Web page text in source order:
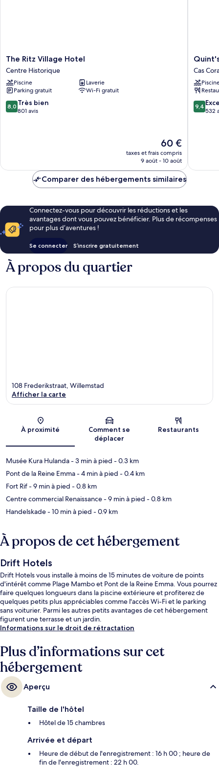
The
Ritz
Village
Hotel
Centre
Historique
The Ritz Village Hotel
Centre Historique
Piscine
Laverie
Parking gratuit
Wi-Fi gratuit
8.0
sur
8,0 Très bien
801 avis
Le
nouveau
prix
de
60 €
taxes et frais compris
9 août - 10 août
Quint's
Inn
Cas
Cora
Cas
9.4
sur
9,4
532
Comparer des hébergements similaires
Connectez-vous pour découvrir les réductions et les
avantages dont vous pouvez bénéficier. Plus de récompenses
pour plus d’aventures !
Se connecter S’inscrire gratuitement
À propos du quartier
Carte
108 Frederikstraat, Willemstad
Afficher la carte
À proximité
Comment se
déplacer
Restaurants
Musée Kura Hulanda- 3 min à pied - 0.3 km
Pont de la Reine Emma- 4 min à pied - 0.4 km
Fort Rif- 9 min à pied - 0.8 km
Centre commercial Renaissance- 9 min à pied - 0.8 km
Handelskade- 10 min à pied - 0.9 km
À propos de cet hébergement
Drift Hotels
Drift Hotels vous installe à moins de 15 minutes de voiture de points
d'intérêt comme Plage Mambo et Pont de la Reine Emma. Vous pourrez
faire quelques longueurs dans la piscine extérieure et profiterez de
quelques petits plus appréciables comme l'accès Wi-Fi et le parking
sans voiturier. Parmi les autres petits avantages de cet hébergement
figurent une terrasse et un jardin.
Informations sur le droit de rétractation
Plus d’informations sur cet
hébergement
Aperçu
Taille de l'hôtel
Hôtel de 15 chambres
Arrivée et départ
Heure de début de l'enregistrement : 16 h 00 ; heure de
fin de l'enregistrement : 22 h 00.